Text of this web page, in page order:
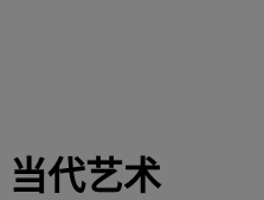
当代艺术